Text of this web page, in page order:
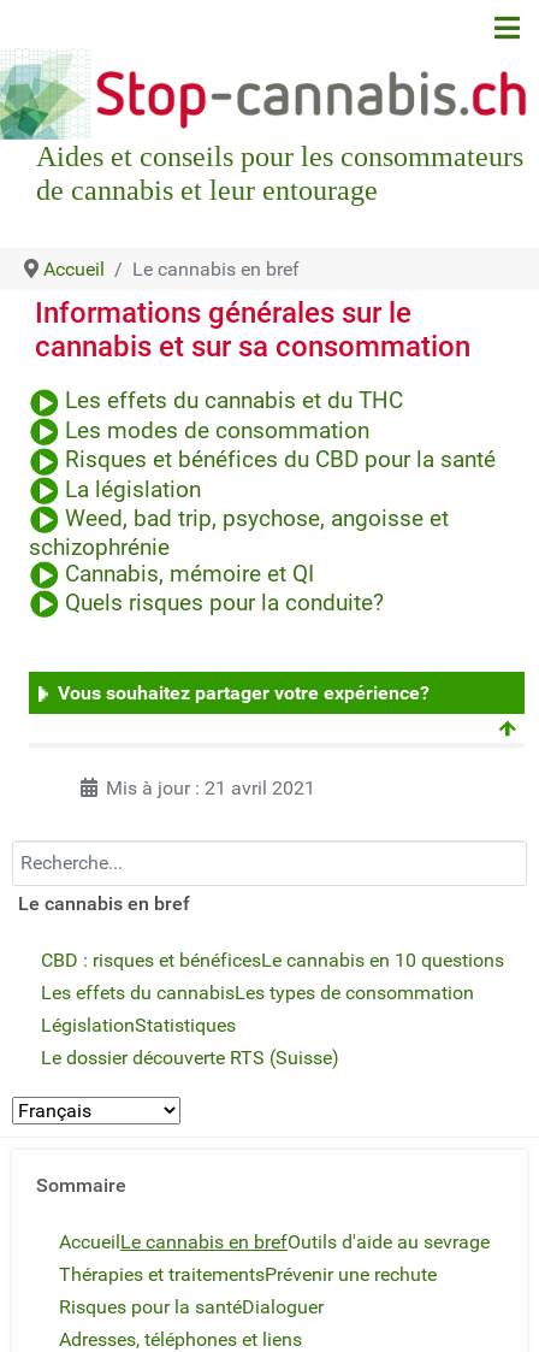
Aides et conseils pour les consommateurs
de cannabis et leur entourage
Accueil Le cannabis en bref
Informations générales sur le
cannabis et sur sa consommation
Les effets du cannabis et du THC
Les modes de consommation
Risques et bénéfices du CBD pour la santé
La législation
Weed, bad trip, psychose, angoisse et
schizophrénie
Cannabis, mémoire et QI
Quels risques pour la conduite?
Vous souhaitez partager votre expérience?
Mis à jour : 21 avril 2021
Recherchez...
Le cannabis en bref
CBD : risques et bénéficesLe cannabis en 10 questions
Les effets du cannabisLes types de consommation
LégislationStatistiques
Le dossier découverte RTS (Suisse)
Sommaire
AccueilLe cannabis en brefOutils d'aide au sevrage
Thérapies et traitementsPrévenir une rechute
Risques pour la santéDialoguer
Adresses, téléphones et liens